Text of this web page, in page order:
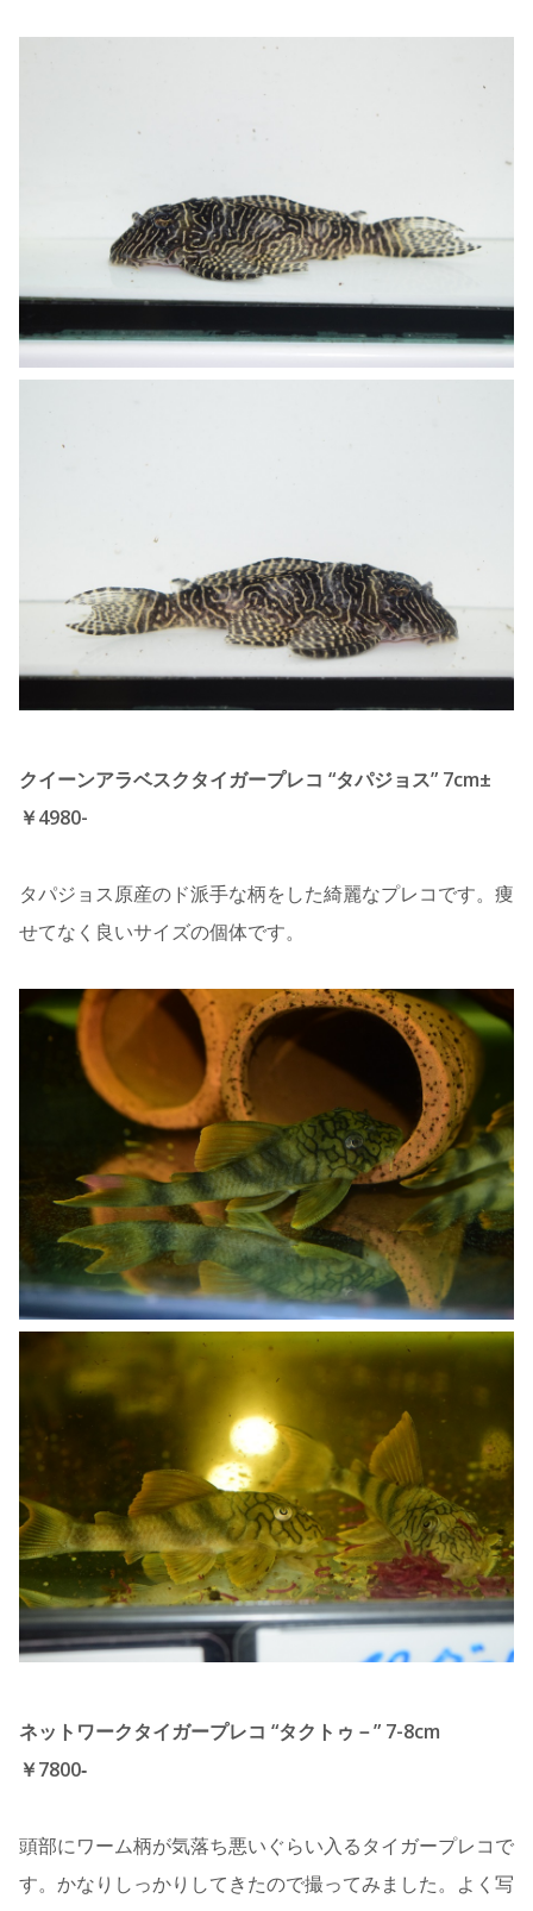
クイーンアラベスクタイガープレコ “タパジョス” 7cm±
￥4980-
タパジョス原産のド派手な柄をした綺麗なプレコです。痩
せてなく良いサイズの個体です。
ネットワークタイガープレコ “タクトゥ－” 7-8cm
￥7800‐
頭部にワーム柄が気落ち悪いぐらい入るタイガープレコで
す。かなりしっかりしてきたので撮ってみました。よく写